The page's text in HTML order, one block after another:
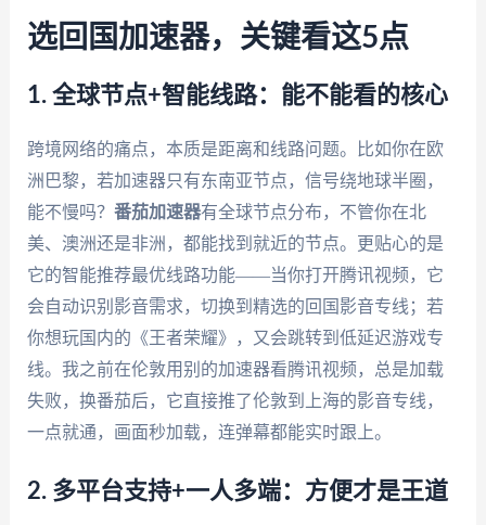
选回国加速器，关键看这5点
1. 全球节点+智能线路：能不能看的核心
跨境网络的痛点，本质是距离和线路问题。比如你在欧
洲巴黎，若加速器只有东南亚节点，信号绕地球半圈，
能不慢吗？ 番茄加速器有全球节点分布，不管你在北
美、澳洲还是非洲，都能找到就近的节点。更贴心的是
它的智能推荐最优线路功能——当你打开腾讯视频，它
会自动识别影音需求，切换到精选的回国影音专线；若
你想玩国内的《王者荣耀》，又会跳转到低延迟游戏专
线。我之前在伦敦用别的加速器看腾讯视频，总是加载
失败，换番茄后，它直接推了伦敦到上海的影音专线，
一点就通，画面秒加载，连弹幕都能实时跟上。
2. 多平台支持+一人多端：方便才是王道